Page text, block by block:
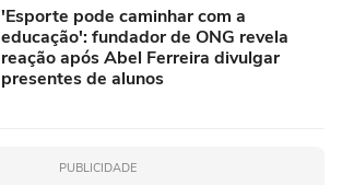
'Esporte pode caminhar com a
educação': fundador de ONG revela
reação após Abel Ferreira divulgar
presentes de alunos
PUBLICIDADE